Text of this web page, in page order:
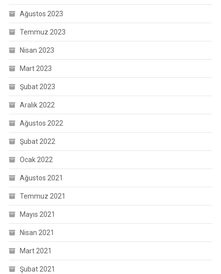
Ağustos 2023
Temmuz 2023
Nisan 2023
Mart 2023
Şubat 2023
Aralık 2022
Ağustos 2022
Şubat 2022
Ocak 2022
Ağustos 2021
Temmuz 2021
Mayıs 2021
Nisan 2021
Mart 2021
Şubat 2021